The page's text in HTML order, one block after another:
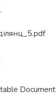
Document